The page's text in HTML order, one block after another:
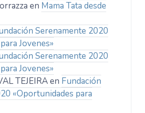
en Mama Tata desde
Serenamente 2020
Jovenes»
Serenamente 2020
Jovenes»
TEJEIRAen Fundación
«Oportunidades para